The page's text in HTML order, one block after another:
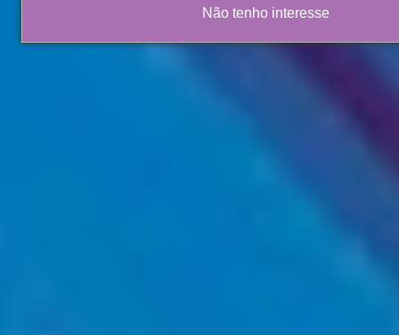
Não tenho interesse